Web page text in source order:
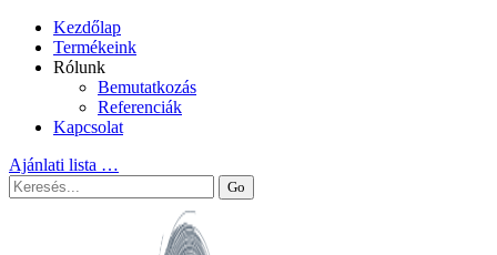
Kezdőlap
Termékeink
Rólunk
Bemutatkozás
Referenciák
Kapcsolat
Ajánlati lista …